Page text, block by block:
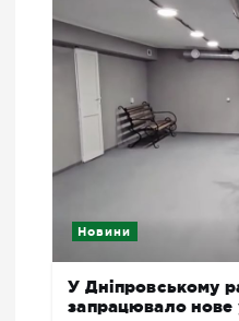
Новини
У Дніпровському
запрацювало